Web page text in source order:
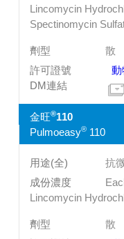
Lincomycin
Spectinomycin
散
動
金旺®110
Pulmoeasy®110
抗
Lincomycin
散